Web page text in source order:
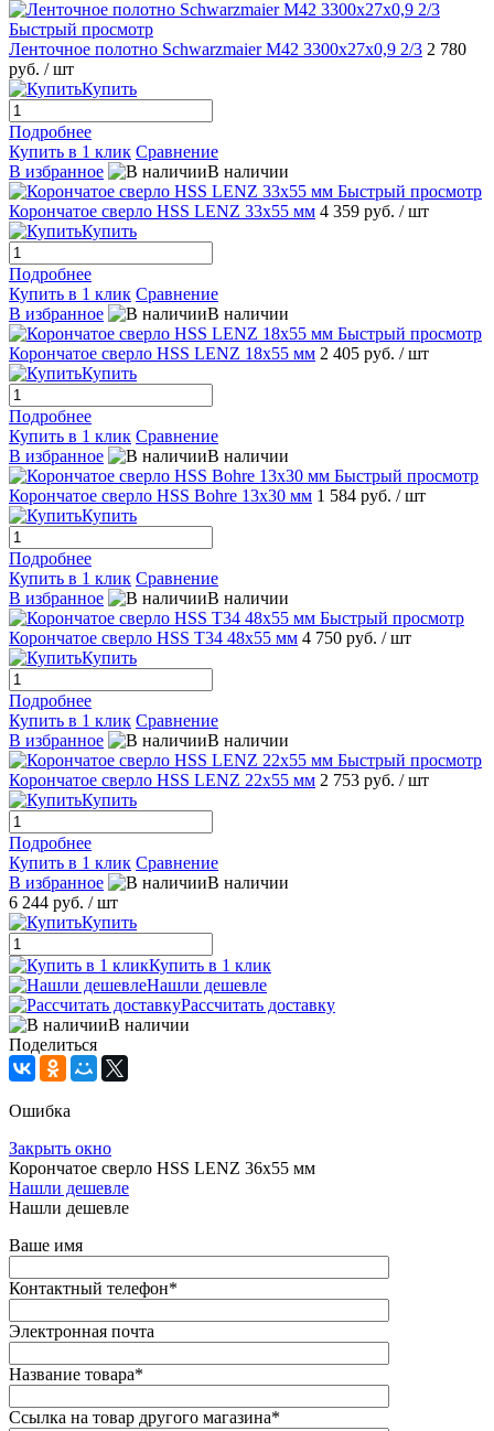
Быстрый просмотр
Ленточное полотно Schwarzmaier M42 3300x27x0,9 2/3 2 780
руб. / шт
Купить
Подробнее
Купить в 1 клик Сравнение
В избранное
В наличии
Быстрый просмотр
Корончатое сверло HSS LENZ 33x55 мм 4 359 руб. / шт
Купить
Подробнее
Купить в 1 клик Сравнение
В избранное
В наличии
Быстрый просмотр
Корончатое сверло HSS LENZ 18x55 мм 2 405 руб. / шт
Купить
Подробнее
Купить в 1 клик Сравнение
В избранное
В наличии
Быстрый просмотр
Корончатое сверло HSS Bohre 13x30 мм 1 584 руб. / шт
Купить
Подробнее
Купить в 1 клик Сравнение
В избранное
В наличии
Быстрый просмотр
Корончатое сверло HSS T34 48x55 мм 4 750 руб. / шт
Купить
Подробнее
Купить в 1 клик Сравнение
В избранное
В наличии
Быстрый просмотр
Корончатое сверло HSS LENZ 22x55 мм 2 753 руб. / шт
Купить
Подробнее
Купить в 1 клик Сравнение
В избранное
В наличии
6 244 руб. / шт
Купить
Купить в 1 клик
Нашли дешевле
Рассчитать доставку
В наличии
Поделиться
Ошибка
Закрыть окно
Корончатое сверло HSS LENZ 36x55 мм
Нашли дешевле
Нашли дешевле
Ваше имя
Контактный телефон*
Электронная почта
Название товара*
Ссылка на товар другого магазина*